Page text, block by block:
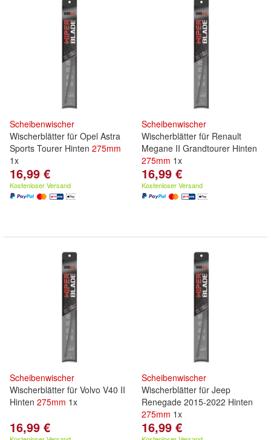
Scheibenwischer
Wischerblätter für Opel Astra
Sports Tourer Hinten 275mm
1x
16,99 €
Kostenloser Versand
Scheibenwischer
Wischerblätter für Renault
Megane II Grandtourer Hinten
275mm 1x
16,99 €
Kostenloser Versand
Scheibenwischer
Wischerblätter für Volvo V40 II
Hinten 275mm 1x
16,99 €
Scheibenwischer
Wischerblätter für Jeep
Renegade 2015-2022 Hinten
275mm 1x
16,99 €